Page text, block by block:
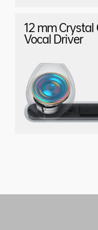
12 mm Crystal
Vocal Driver